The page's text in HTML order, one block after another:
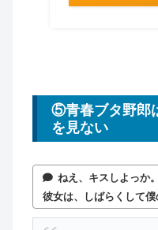
⑤青春ブタ野郎
を見ない
ねえ、キスしよっか
彼女は、しばらくして僕